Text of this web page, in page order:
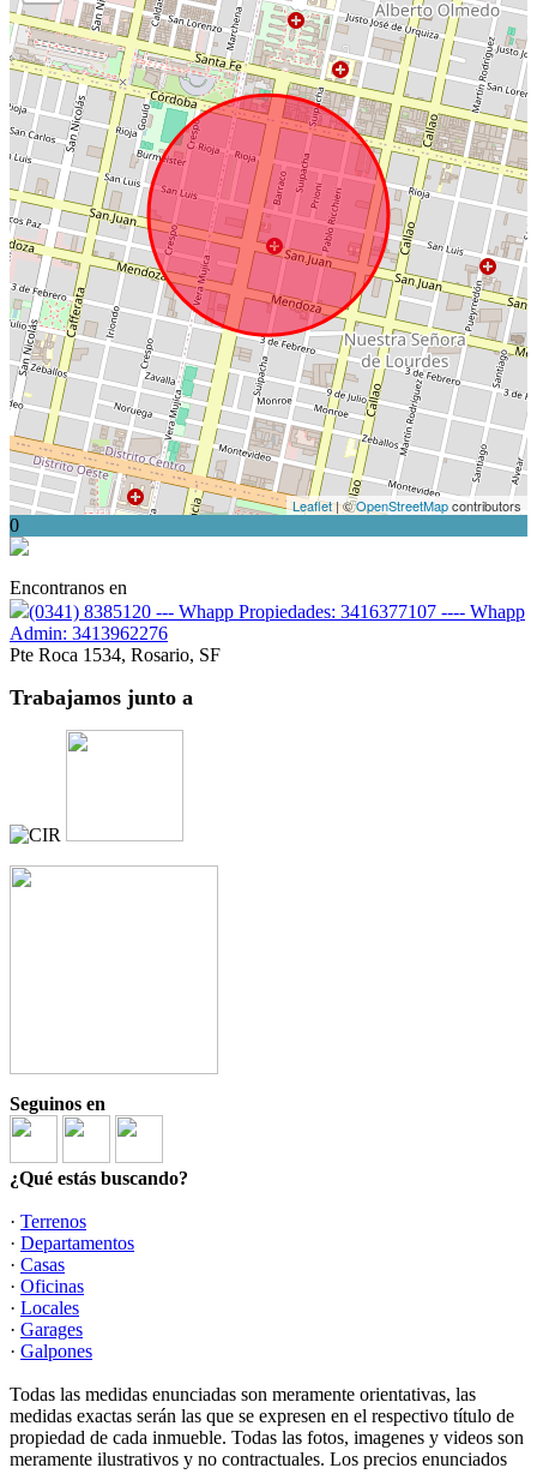
Leaflet| ©OpenStreetMapcontributors
0
Encontranos en
(0341) 8385120 --- Whapp Propiedades: 3416377107 ---- Whapp
Admin: 3413962276
Pte Roca 1534, Rosario, SF
Trabajamos junto a
Seguinos en
¿Qué estás buscando?
· Terrenos
· Departamentos
· Casas
· Oficinas
· Locales
· Garages
· Galpones
Todas las medidas enunciadas son meramente orientativas, las
medidas exactas serán las que se expresen en el respectivo título de
propiedad de cada inmueble. Todas las fotos, imagenes y videos son
meramente ilustrativos y no contractuales. Los precios enunciados